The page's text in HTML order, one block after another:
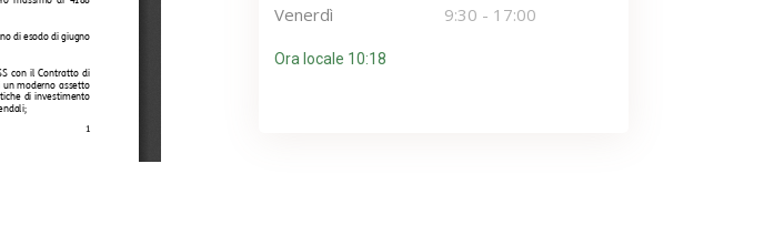
Venerdì
9:30 - 17:00
Ora locale 10:18